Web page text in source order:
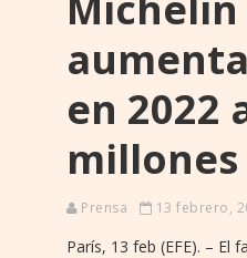
en 2022
Prensa 13 febrero,
París, 13 feb (EFE). – El